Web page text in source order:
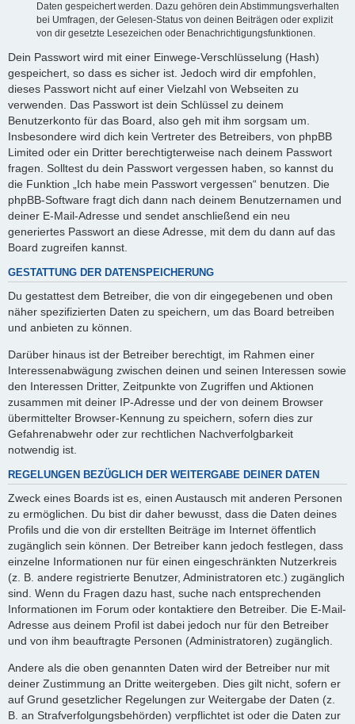
Daten gespeichert werden. Dazu gehören dein Abstimmungsverhalten
bei Umfragen, der Gelesen-Status von deinen Beiträgen oder explizit
von dir gesetzte Lesezeichen oder Benachrichtigungsfunktionen.
Dein Passwort wird mit einer Einwege-Verschlüsselung (Hash)
gespeichert, so dass es sicher ist. Jedoch wird dir empfohlen,
dieses Passwort nicht auf einer Vielzahl von Webseiten zu
verwenden. Das Passwort ist dein Schlüssel zu deinem
Benutzerkonto für das Board, also geh mit ihm sorgsam um.
Insbesondere wird dich kein Vertreter des Betreibers, von phpBB
Limited oder ein Dritter berechtigterweise nach deinem Passwort
fragen. Solltest du dein Passwort vergessen haben, so kannst du
die Funktion „Ich habe mein Passwort vergessen“ benutzen. Die
phpBB-Software fragt dich dann nach deinem Benutzernamen und
deiner E-Mail-Adresse und sendet anschließend ein neu
generiertes Passwort an diese Adresse, mit dem du dann auf das
Board zugreifen kannst.
GESTATTUNG DER DATENSPEICHERUNG
Du gestattest dem Betreiber, die von dir eingegebenen und oben
näher spezifizierten Daten zu speichern, um das Board betreiben
und anbieten zu können.
Darüber hinaus ist der Betreiber berechtigt, im Rahmen einer
Interessenabwägung zwischen deinen und seinen Interessen sowie
den Interessen Dritter, Zeitpunkte von Zugriffen und Aktionen
zusammen mit deiner IP-Adresse und der von deinem Browser
übermittelter Browser-Kennung zu speichern, sofern dies zur
Gefahrenabwehr oder zur rechtlichen Nachverfolgbarkeit
notwendig ist.
REGELUNGEN BEZÜGLICH DER WEITERGABE DEINER DATEN
Zweck eines Boards ist es, einen Austausch mit anderen Personen
zu ermöglichen. Du bist dir daher bewusst, dass die Daten deines
Profils und die von dir erstellten Beiträge im Internet öffentlich
zugänglich sein können. Der Betreiber kann jedoch festlegen, dass
einzelne Informationen nur für einen eingeschränkten Nutzerkreis
(z. B. andere registrierte Benutzer, Administratoren etc.) zugänglich
sind. Wenn du Fragen dazu hast, suche nach entsprechenden
Informationen im Forum oder kontaktiere den Betreiber. Die E-Mail-
Adresse aus deinem Profil ist dabei jedoch nur für den Betreiber
und von ihm beauftragte Personen (Administratoren) zugänglich.
Andere als die oben genannten Daten wird der Betreiber nur mit
deiner Zustimmung an Dritte weitergeben. Dies gilt nicht, sofern er
auf Grund gesetzlicher Regelungen zur Weitergabe der Daten (z.
B. an Strafverfolgungsbehörden) verpflichtet ist oder die Daten zur